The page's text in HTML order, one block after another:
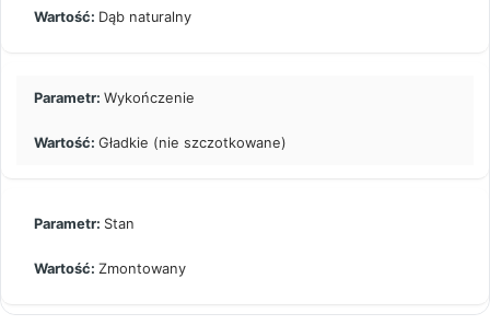
Dąb naturalny
Wykończenie
Gładkie (nie szczotkowane)
Stan
Zmontowany